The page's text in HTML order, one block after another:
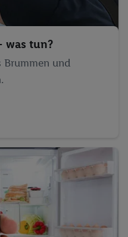
was tun?
Brummen und